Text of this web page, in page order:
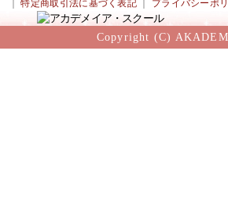
｜特定商取引法に基づく表記 プライバシーポ
Copyright (C)